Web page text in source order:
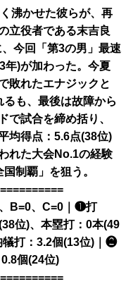
沸かせた彼らが、再
立役者である末吉良
今回「第3の男」最速
年)が加わった。今夏
敗れたエナジックと
も、最後は故障から
で試合を締め括り、
均得点：5.6点(38位)
れた大会No.1の経験
制覇」を狙う。
B=0、C=0｜❶打
位)、本塁打：0本(49
犠打：3.2個(13位)｜❷
個(24位)